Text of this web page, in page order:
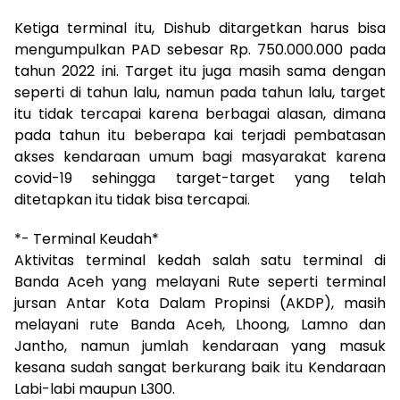
Ketiga terminal itu, Dishub ditargetkan harus bisa
mengumpulkan PAD sebesar Rp. 750.000.000 pada
tahun 2022 ini. Target itu juga masih sama dengan
seperti di tahun lalu, namun pada tahun lalu, target
itu tidak tercapai karena berbagai alasan, dimana
pada tahun itu beberapa kai terjadi pembatasan
akses kendaraan umum bagi masyarakat karena
covid-19 sehingga target-target yang telah
ditetapkan itu tidak bisa tercapai.
*- Terminal Keudah*
Aktivitas terminal kedah salah satu terminal di
Banda Aceh yang melayani Rute seperti terminal
jursan Antar Kota Dalam Propinsi (AKDP), masih
melayani rute Banda Aceh, Lhoong, Lamno dan
Jantho, namun jumlah kendaraan yang masuk
kesana sudah sangat berkurang baik itu Kendaraan
Labi-labi maupun L300.